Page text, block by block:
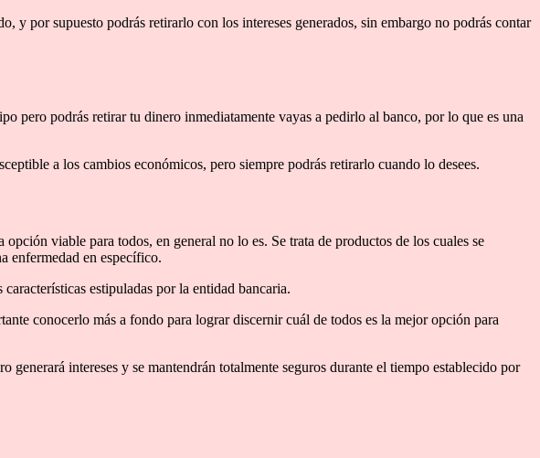
y por supuesto podrás retirarlo con los intereses generados, sin embargo no podrás contar
pero podrás retirar tu dinero inmediatamente vayas a pedirlo al banco, por lo que es una
a los cambios económicos, pero siempre podrás retirarlo cuando lo desees.
viable para todos, en general no lo es. Se trata de productos de los cuales se
enfermedad en específico.
estipuladas por la entidad bancaria.
conocerlo más a fondo para lograr discernir cuál de todos es la mejor opción para
intereses y se mantendrán totalmente seguros durante el tiempo establecido por